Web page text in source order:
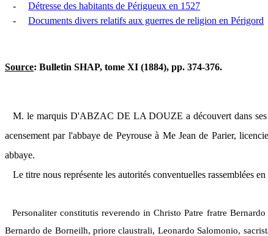
-
Détresse des habitants de Périgueux en 1527
-
Documents divers relatifs aux guerres de religion en Périgord
Source: Bulletin SHAP, tome XI (1884), pp. 374-376.
M. le marquis D'ABZAC DE LADOUZEa découvert dans
acensement par l'abbaye de Peyrouse à Me Jean de Parier,
abbaye.
Le titre nous représente les autorités conventuelles rassemblées
Personaliter constitutis reverendo in Christo Patre fratre
Bernardo de Borneilh, priore claustrali, Leonardo Salomonio,